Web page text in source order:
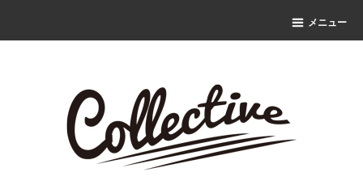
メニュー